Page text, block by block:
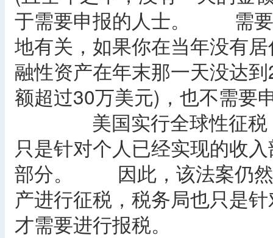
于需要申报的人士。 需要
地有关，如果你在当年没有
融性资产在年末那一天没达
额超过30万美元)，也不需要
美国实行全球性征税，
只是针对个人已经实现的收
部分。 因此，该法案仍然
产进行征税，税务局也只是
才需要进行报税。